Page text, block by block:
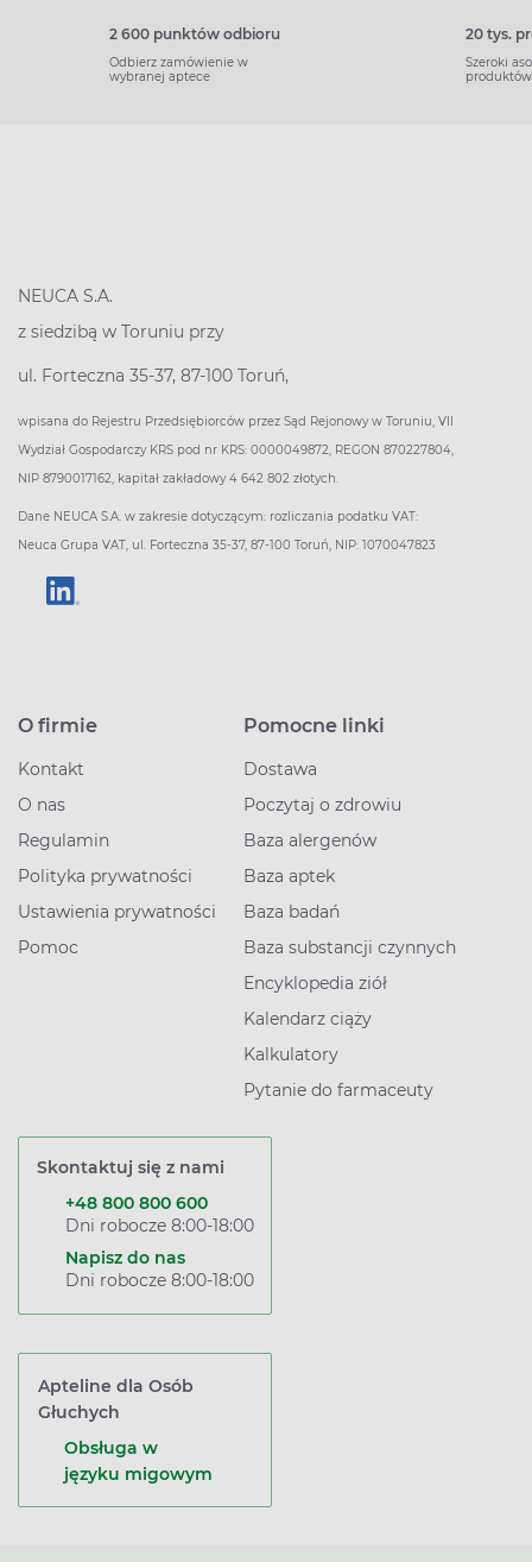
2 600 punktów odbioru
Odbierz zamówienie w
wybranej aptece
20 tys.
Szeroki
produktów
NEUCA S.A.
z siedzibą w Toruniu przy
ul. Forteczna 35-37, 87-100 Toruń,
wpisana do Rejestru Przedsiębiorców przez Sąd Rejonowy w Toruniu, VII
Wydział Gospodarczy KRS pod nr KRS: 0000049872, REGON 870227804,
NIP 8790017162, kapitał zakładowy 4 642 802 złotych.
Dane NEUCA S.A. w zakresie dotyczącym: rozliczania podatku VAT:
Neuca Grupa VAT, ul. Forteczna 35-37, 87-100 Toruń, NIP: 1070047823
O firmie
Kontakt
O nas
Regulamin
Polityka prywatności
Ustawienia prywatności
Pomoc
Pomocne linki
Dostawa
Poczytaj o zdrowiu
Baza alergenów
Baza aptek
Baza badań
Baza substancji czynnych
Encyklopedia ziół
Kalendarz ciąży
Kalkulatory
Pytanie do farmaceuty
Skontaktuj się z nami
+48 800 800 600
Dni robocze 8:00-18:00
Napisz do nas
Dni robocze 8:00-18:00
Apteline dla Osób
Głuchych
Obsługa w
języku migowym